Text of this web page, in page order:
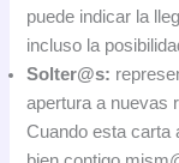
puede indicar la
incluso la
Solter@s:
apertura a nuevas
Cuando esta carta